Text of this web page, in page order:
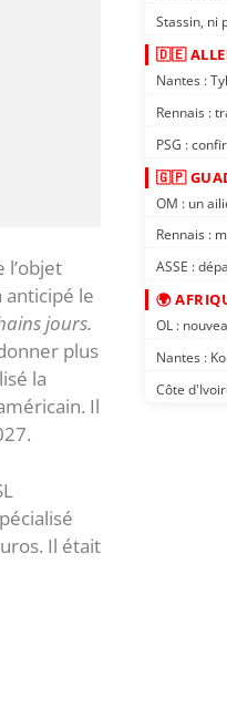
l’objet
anticipé le
jours.
plus
la
Il
Il était
Stassin, ni
🇩🇪
Nantes :
Rennais :
PSG :
🇬🇵
OM : un
Rennais :
ASSE :
🌍
OL :
Nantes :
Côte